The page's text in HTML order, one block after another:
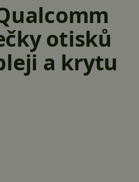
otisků
a krytu